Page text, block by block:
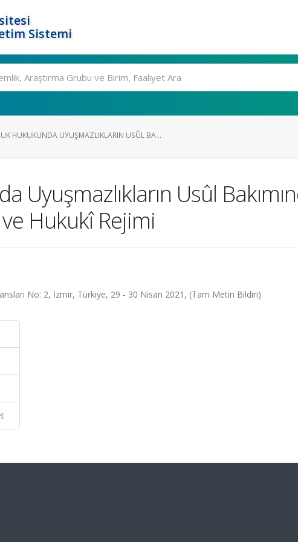
Sistemi
HUKUKUNDA UYUŞMAZLIKLARIN USÛL BA...
Uyuşmazlıkların Usûl
Hukukî Rejimi
No: 2, İzmir, Türkiye, 29 - 30 Nisan 2021, (Tam Metin Bildiri)